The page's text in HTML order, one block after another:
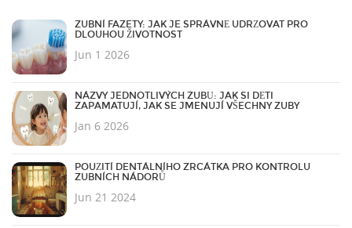
ZUBNÍ FAZETY: JAK JE SPRÁVNĚ UDRŽOVAT PRO
DLOUHOU ŽIVOTNOST
Jun 1 2026
NÁZVY JEDNOTLIVÝCH ZUBŮ: JAK SI DĚTI
ZAPAMATUJÍ, JAK SE JMENUJÍ VŠECHNY ZUBY
Jan 6 2026
POUŽITÍ DENTÁLNÍHO ZRCÁTKA PRO KONTROLU
ZUBNÍCH NÁDORŮ
Jun 21 2024